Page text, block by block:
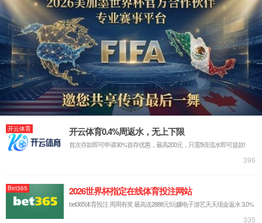
品质与服务
项目案例
97国际至尊品牌97622
公司新闻
行业资讯